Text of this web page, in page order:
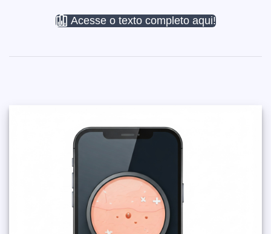
Acesse o texto completo aqui!